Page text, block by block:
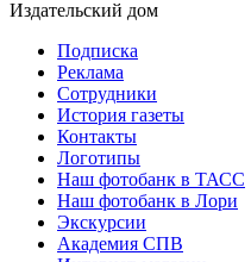
Издательский дом
Подписка
Реклама
Сотрудники
История газеты
Контакты
Логотипы
Наш фотобанк в ТАСС
Наш фотобанк в Лори
Экскурсии
Академия СПВ